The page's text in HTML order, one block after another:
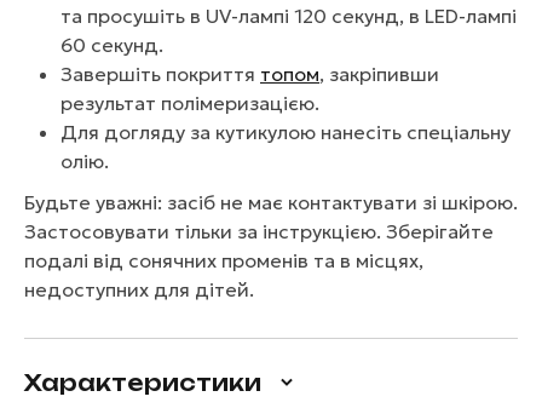
та просушіть в UV-лампі 120 секунд, в LED-лампі
60 секунд.
Завершіть покриття топом, закріпивши
результат полімеризацією.
Для догляду за кутикулою нанесіть спеціальну
олію.
Будьте уважні: засіб не має контактувати зі шкірою.
Застосовувати тільки за інструкцією. Зберігайте
подалі від сонячних променів та в місцях,
недоступних для дітей.
Характеристики